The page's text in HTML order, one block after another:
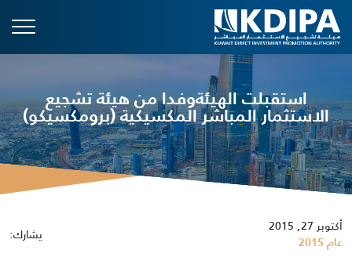
استقبلت الهيئةوفدا من هيئة تشجيع
الاستثمار المباشر المكسيكية (برومكسيكو)
أكتوبر 27, 2015
عام 2015 يشارك: